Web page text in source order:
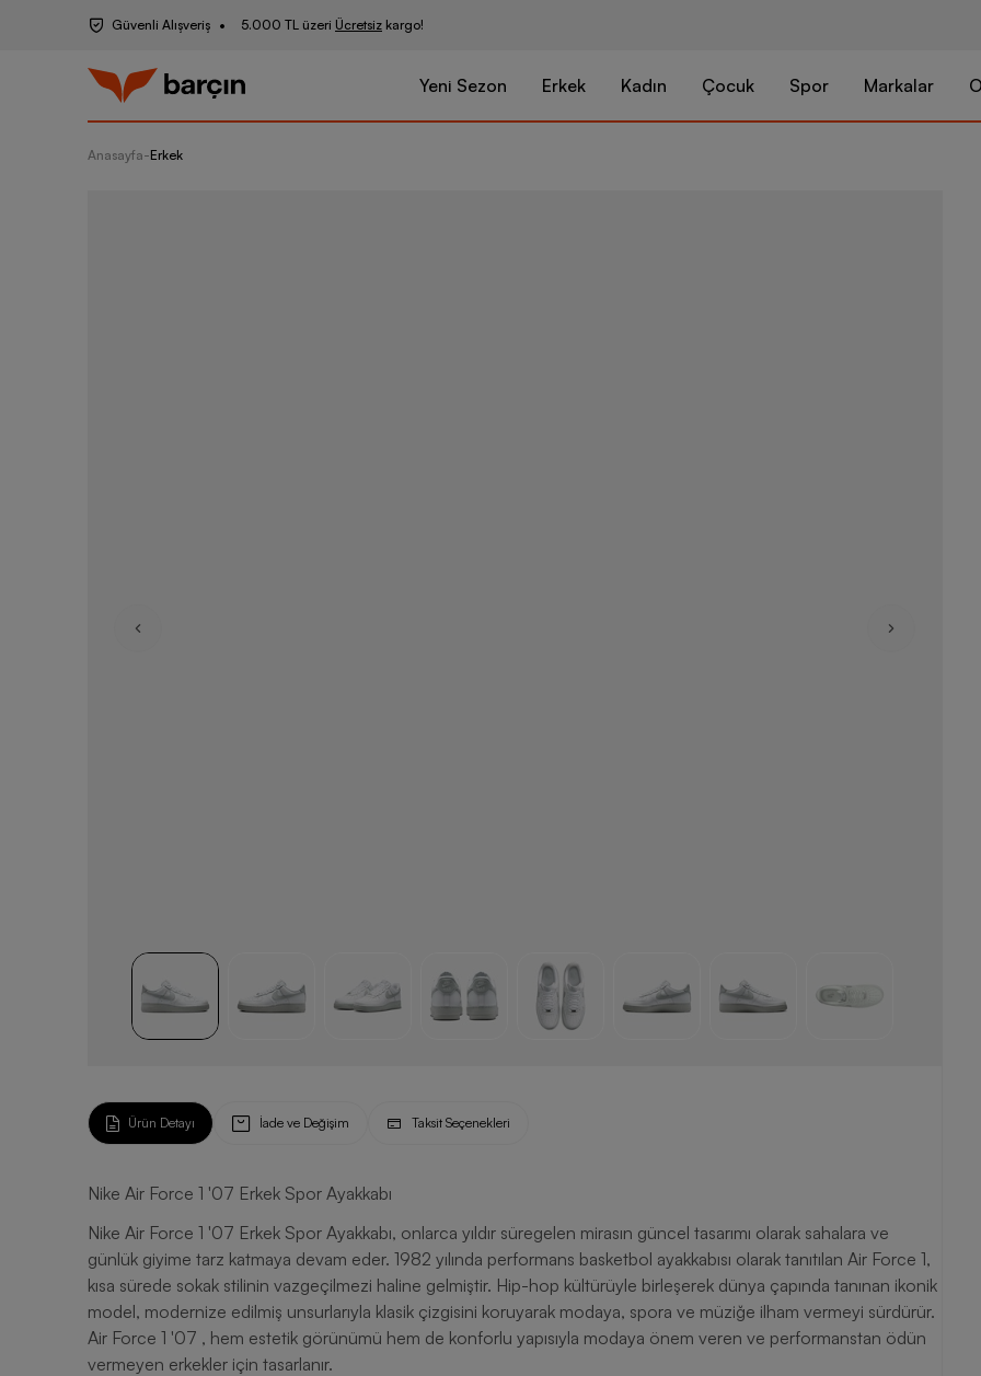
Güvenli Alışveriş 5.000 TL üzeri Ücretsiz kargo!
Yeni Sezon Erkek Kadın Çocuk Spor Markalar
Anasayfa-Erkek
Nike Air
Ürün Detayı İade ve Değişim Taksit Seçenekleri
Nike Air Force 1 '07 Erkek Spor Ayakkabı
Nike Air Force 1 '07 Erkek Spor Ayakkabı, onlarca yıldır süregelen mirasın güncel tasarımı olarak sahalara ve
günlük giyime tarz katmaya devam eder. 1982 yılında performans basketbol ayakkabısı olarak tanıtılan Air Force 1,
kısa sürede sokak stilinin vazgeçilmezi haline gelmiştir. Hip-hop kültürüyle birleşerek dünya çapında tanınan ikonik
model, modernize edilmiş unsurlarıyla klasik çizgisini koruyarak modaya, spora ve müziğe ilham vermeyi sürdürür.
Air Force 1 '07 , hem estetik görünümü hem de konforlu yapısıyla modaya önem veren ve performanstan ödün
vermeyen erkekler için tasarlanır.